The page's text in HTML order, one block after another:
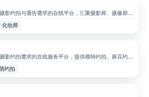
影约拍与通告需求的在线平台，汇聚摄影师、摄像师、
、艺人等资源，支持用户发布约拍、网拍、兼职合作
适用于寻找摄影师兼职、模特兼职、商业拍摄合作和个
化妆师
影约拍需求的在线服务平台，提供模特约拍、麻豆约拍
服务。网站以简洁、直接的方式帮助用户浏览约拍资
模特拍摄或相关合作需求的用户参考使用。
约拍